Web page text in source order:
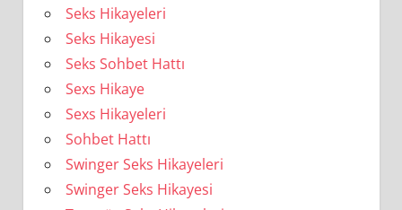
Seks Hikayeleri
Seks Hikayesi
Seks Sohbet Hattı
Sexs Hikaye
Sexs Hikayeleri
Sohbet Hattı
Swinger Seks Hikayeleri
Swinger Seks Hikayesi